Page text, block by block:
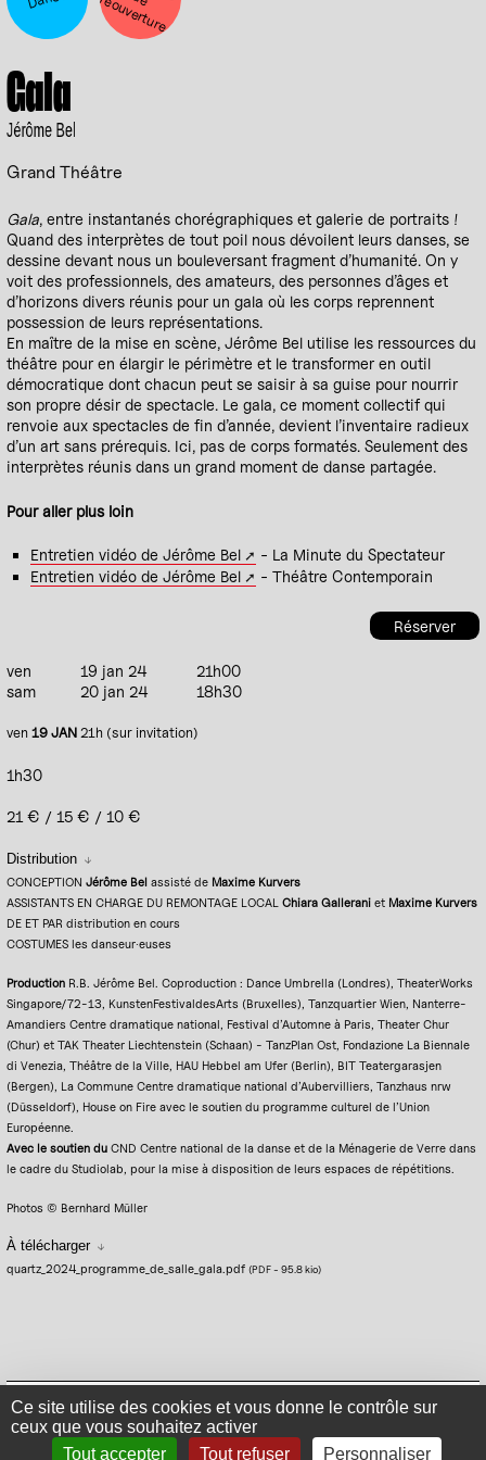
Ce site utilise des cookies et vous donne le contrôle sur
ceux que vous souhaitez activer
Tout accepter
Tout refuser Personnaliser
e r
Gala
Jérôme Bel
Grand Théâtre
Gala, entre instantanés chorégraphiques et galerie de portraits !
Quand des interprètes de tout poil nous dévoilent leurs danses, se
dessine devant nous un bouleversant fragment d’humanité. On y
voit des professionnels, des amateurs, des personnes d’âges et
d’horizons divers réunis pour un gala où les corps reprennent
possession de leurs représentations.
En maître de la mise en scène, Jérôme Bel utilise les ressources du
théâtre pour en élargir le périmètre et le transformer en outil
démocratique dont chacun peut se saisir à sa guise pour nourrir
son propre désir de spectacle. Le gala, ce moment collectif qui
renvoie aux spectacles de fin d’année, devient l’inventaire radieux
d’un art sans prérequis. Ici, pas de corps formatés. Seulement des
interprètes réunis dans un grand moment de danse partagée.
Pour aller plus loin
Entretien vidéo de Jérôme Bel
- La Minute du Spectateur
Entretien vidéo de Jérôme Bel
- Théâtre Contemporain
Réserver
ven 19 jan 24
21h00
sam
20 jan 24 18h30
ven19 JAN 21h (sur invitation)
1h30
21 € / 15 € / 10 €
Distribution
CONCEPTIONJérôme Bel assisté de Maxime Kurvers
ASSISTANTS EN CHARGE DU REMONTAGE LOCALChiara Gallerani et Maxime Kurvers
DE ET PAR distribution en cours
COSTUMES les danseur·euses
Production R.B. Jérôme Bel. Coproduction : Dance Umbrella (Londres), TheaterWorks
Singapore/72-13, KunstenFestivaldesArts (Bruxelles), Tanzquartier Wien, Nanterre-
Amandiers Centre dramatique national, Festival d’Automne à Paris, Theater Chur
(Chur) et TAK Theater Liechtenstein (Schaan) - TanzPlan Ost, Fondazione La Biennale
di Venezia, Théâtre de la Ville, HAU Hebbel am Ufer (Berlin), BIT Teatergarasjen
(Bergen), La Commune Centre dramatique national d’Aubervilliers, Tanzhaus nrw
(Düsseldorf), House on Fire avec le soutien du programme culturel de l’Union
Européenne.
Avec le soutien du CND Centre national de la danse et de la Ménagerie de Verre dans
le cadre du Studiolab, pour la mise à disposition de leurs espaces de répétitions.
Photos © Bernhard Müller
À télécharger
quartz_2024_programme_de_salle_gala.pdf(PDF-95.8 kio)
Mentions légales Politique de confidentialité Plan du site
Se connecter
Contact